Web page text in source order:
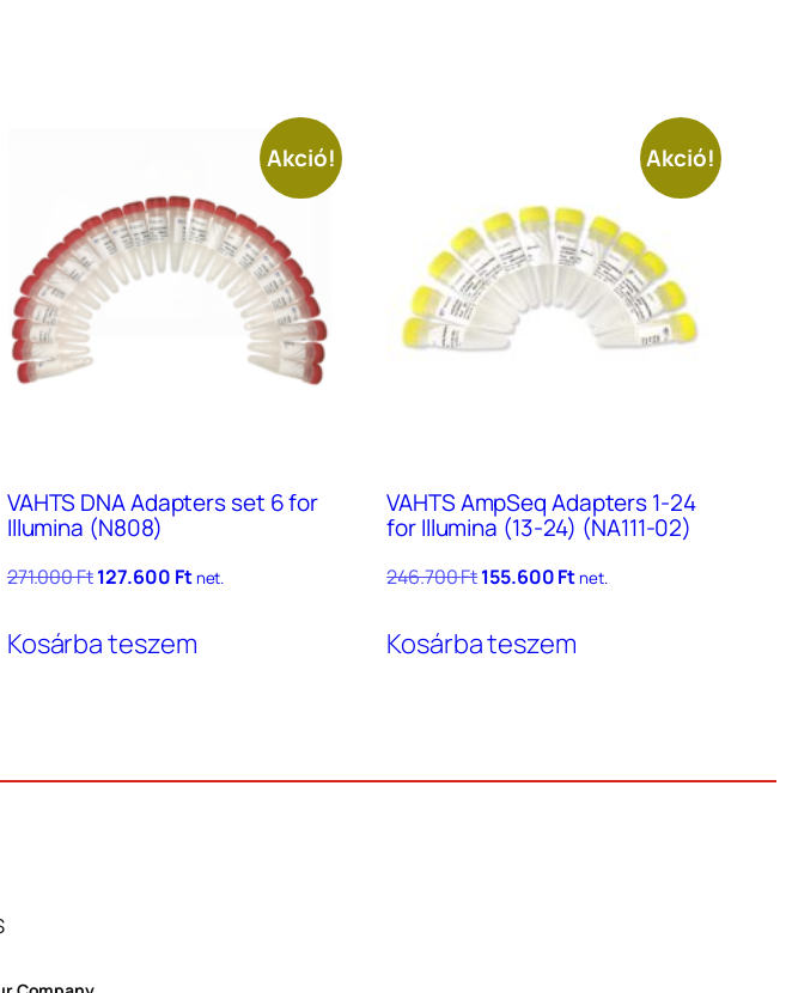
Akció!
VAHTS DNA Adapters set 6 for
Illumina (N808)
271.000FtOriginal
was:
271.000 Ft.
127.600 FtCurrent
127.600 Ft.
net.
Kosárba teszem
Akció!
VAHTS AmpSeq Adapters 1-24
for Illumina (13-24) (NA111-02)
246.700FtOriginal
was:
246.700 Ft.
155.600FtCurrent
155.600 Ft.
net.
Kosárba teszem